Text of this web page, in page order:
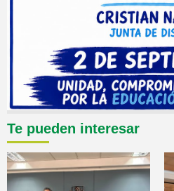
Te pueden interesar